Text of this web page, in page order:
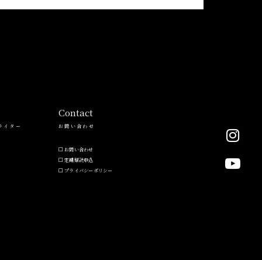
イター
Contact
お問い合わせ
お問い合わせ
定期購読申込
プライバシーポリシー